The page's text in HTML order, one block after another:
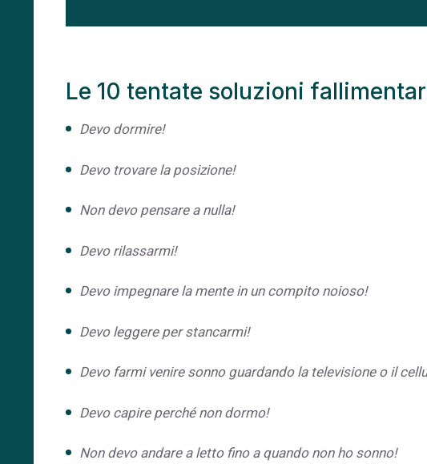
Le 10 tentate soluzioni
Devo dormire!
Devo trovare la posizione!
Non devo pensare a nulla!
Devo rilassarmi!
Devo impegnare la mente in un compito noioso!
Devo leggere per stancarmi!
Devo farmi venire sonno guardando la televisione o il
Devo capire perché non dormo!
Non devo andare a letto fino a quando non ho sonno!